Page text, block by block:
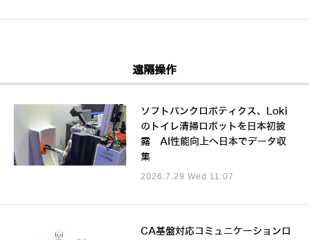
遠隔操作
ソフトバンクロボティクス、Loki
のトイレ清掃ロボットを日本初披
露 AI性能向上へ日本でデータ収
集
2026.7.29 Wed 11:07
CA基盤対応コミュニケーションロ